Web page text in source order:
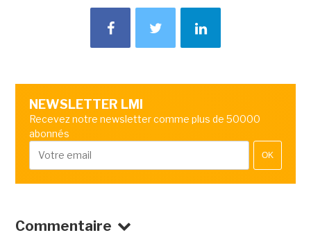
NEWSLETTER LMI
Recevez notre newsletter comme plus de 50000
abonnés
OK
Commentaire